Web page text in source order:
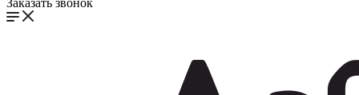
Заказать звонок